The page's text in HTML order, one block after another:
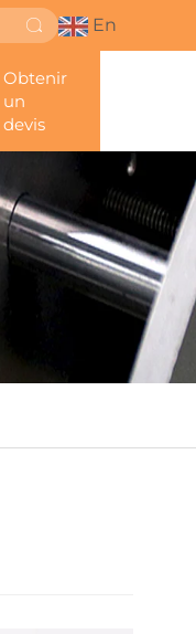
En
Obtenir
un
devis